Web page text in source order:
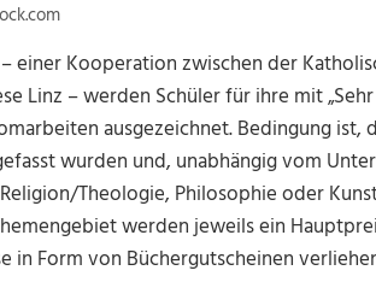
einer Kooperation zwischen der
Linz – werden Schüler für ihre mit
ausgezeichnet. Bedingung ist,
wurden und, unabhängig vom
Theologie, Philosophie oder
werden jeweils ein
in Form von Büchergutscheinen